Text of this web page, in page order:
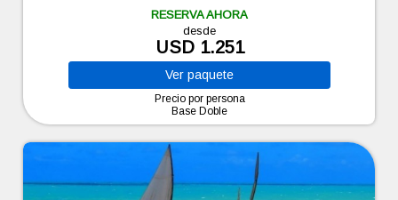
RESERVA AHORA
desde
USD 1.251
Ver paquete
Precio por persona
Base Doble